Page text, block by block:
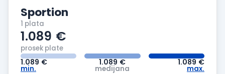
Sportion
1 plata
1.089 €
prosek plate
1.089 €
min.
1.089 €
medijana
1.089 €
max.